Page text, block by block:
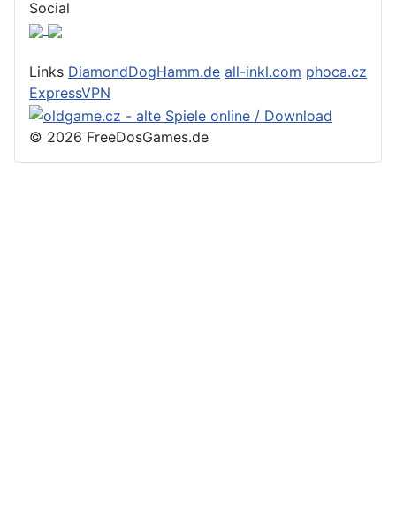
Social
Links DiamondDogHamm.de all-inkl.com phoca.cz
ExpressVPN
© 2026 FreeDosGames.de